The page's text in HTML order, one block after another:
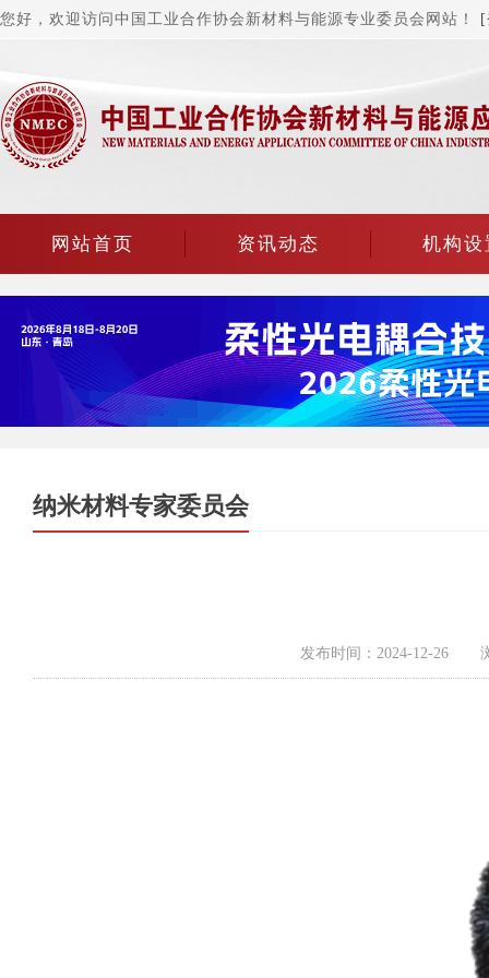
您好，欢迎访问中国工业合作协会新材料与能源专业委员会网站！
网站首页 资讯动态 机构设
纳米材料专家委员会
发布时间：2024-12-26